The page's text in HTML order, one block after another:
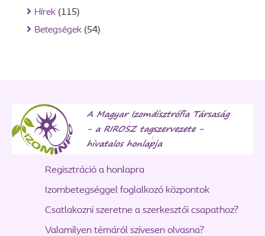
Hírek (115)
Betegségek (54)
Regisztráció a honlapra
Izombetegséggel foglalkozó központok
Csatlakozni szeretne a szerkesztői csapathoz?
Valamilyen témáról szívesen olvasna?